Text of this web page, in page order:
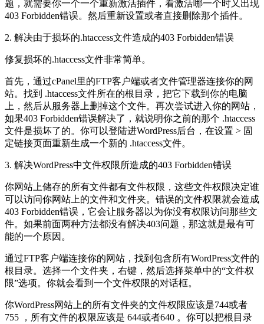
题，就需要你一个一个重新激活插件，看激活哪一个时又出现
403 Forbidden错误。然后重新设置或者直接删除那个插件。
2. 解决由于损坏的.htaccess文件造成的403 Forbidden错误
修复损坏的.htaccess文件非常简单。
首先，通过cPanel里的FTP客户端或者文件管理器连接你的网
站。找到 .htaccess文件所在的根目录，把它下载到你的电脑
上，然后从服务器上删掉这个文件。再次尝试进入你的网站，
如果403 Forbidden错误解决了，就说明你之前的那个 .htaccess
文件是损坏了的。你可以登陆进WordPress后台，在设置 > 固
定链接页面重新生成一个新的 .htaccess文件。
3. 解决WordPress中文件权限所造成的403 Forbidden错误
你网站上储存的所有文件都有文件权限，这些文件权限决定谁
可以访问你网站上的文件和文件夹。错误的文件权限就会造成
403 Forbidden错误，它会让服务器以为你没有权限访问那些文
件。如果前面两种方法都没有解决403问题，那这就是最有可
能的一个原因。
通过FTP客户端连接你的网站，找到包含所有WordPress文件的
根目录。选择一个文件夹，右键，然后选择菜单中的“文件权
限”选项。你就会看到一个文件权限的对话框。
你WordPress网站上的所有文件夹的文件权限应该是744或者
755 ，所有文件的权限应该是 644或者640 。你可以把根目录